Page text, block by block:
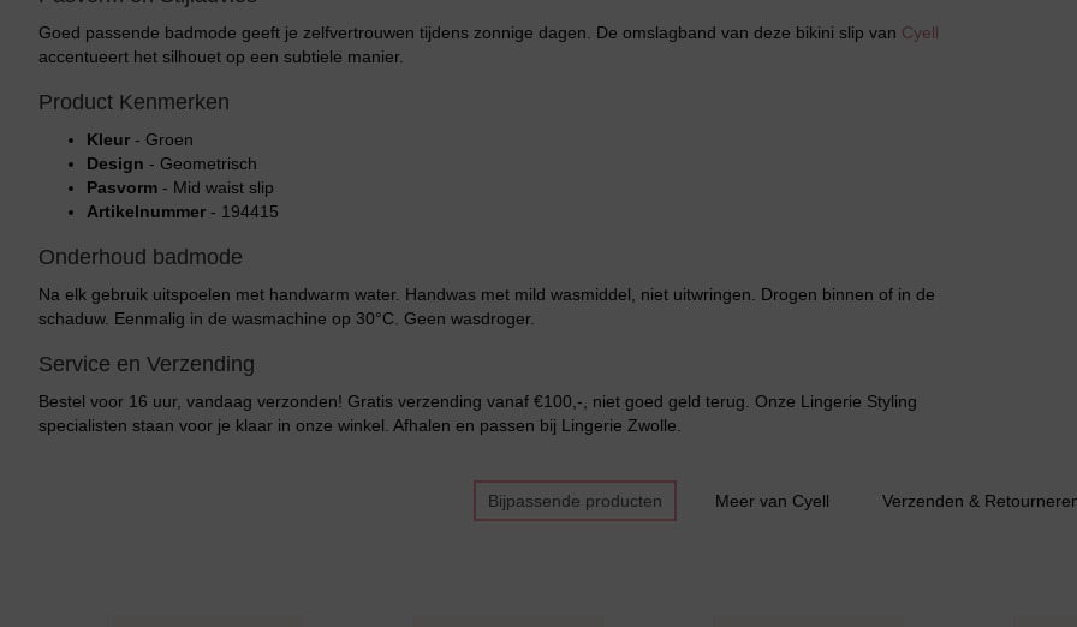
Goed passende badmode geeft je zelfvertrouwen tijdens zonnige dagen. De omslagband van deze bikini slip van Cyell
accentueert het silhouet op een subtiele manier.
Product Kenmerken
Kleur - Groen
Design - Geometrisch
Pasvorm - Mid waist slip
Artikelnummer - 194415
Onderhoud badmode
Na elk gebruik uitspoelen met handwarm water. Handwas met mild wasmiddel, niet uitwringen. Drogen binnen of in de
schaduw. Eenmalig in de wasmachine op 30°C. Geen wasdroger.
Service en Verzending
Bestel voor 16 uur, vandaag verzonden! Gratis verzending vanaf €100,-, niet goed geld terug. Onze Lingerie Styling
specialisten staan voor je klaar in onze winkel. Afhalen en passen bij Lingerie Zwolle.
Bijpassende producten Meer van Cyell Verzenden &